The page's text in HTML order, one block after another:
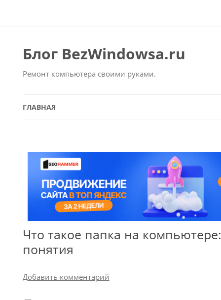
Блог BezWindowsa.ru
Ремонт компьютера своими руками.
ГЛАВНАЯ
Что такое папка на
понятия
Добавить комментарий